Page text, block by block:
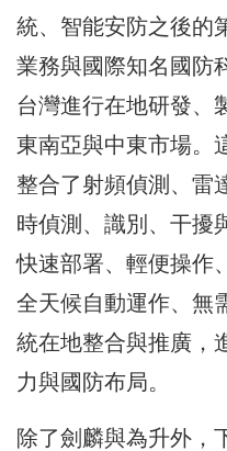
統、智能安防之後的
業務與國際知名國防
台灣進行在地研發、
東南亞與中東市場。
整合了射頻偵測、雷
時偵測、識別、干擾
快速部署、輕便操作
全天候自動運作、無
統在地整合與推廣，
力與國防布局。
除了劍麟與為升外，